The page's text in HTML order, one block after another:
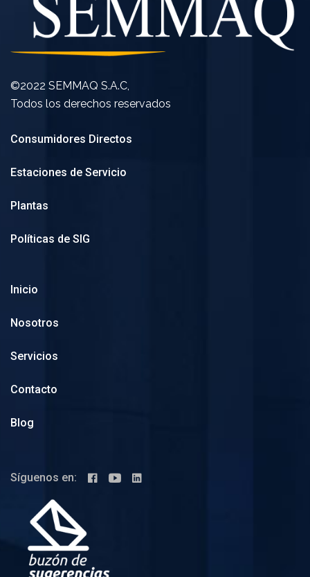
©2022 SEMMAQ S.A.C,
Todos los derechos reservados
Consumidores Directos
Estaciones de Servicio
Plantas
Políticas de SIG
Inicio
Nosotros
Servicios
Contacto
Blog
Síguenos en: